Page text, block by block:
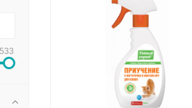
533